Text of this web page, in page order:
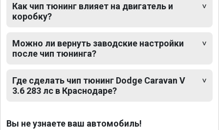
Как чип тюнинг влияет на двигатель и
коробку?
Можно ли вернуть заводские настройки
после чип тюнинга?
Где сделать чип тюнинг Dodge Caravan V
3.6 283 лс в Краснодаре?
Вы не узнаете ваш автомобиль!